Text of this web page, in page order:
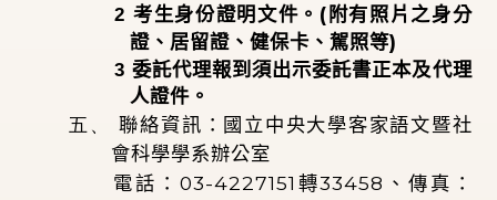
2 考生身份證明文件。 ( 附有照片之身分
證、居留證、健保卡、駕照等)
3 委託代理報到須出示委託書正本及代理
人證件。
五、
聯絡資訊：國立中央大學客家語文暨社
會科學學系辦公室
電話： 03-4227151 轉33458 、傳真：